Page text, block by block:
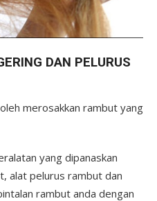
DAN PELURUS
merosakkan rambut yang
yang dipanaskan
alat pelurus rambut dan
rambut anda dengan